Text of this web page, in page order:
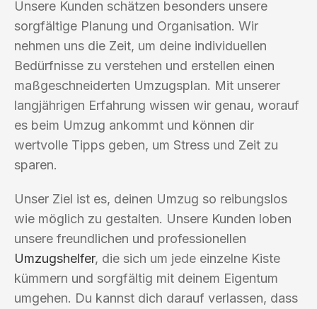
Unsere Kunden schätzen besonders unsere
sorgfältige Planung und Organisation. Wir
nehmen uns die Zeit, um deine individuellen
Bedürfnisse zu verstehen und erstellen einen
maßgeschneiderten Umzugsplan. Mit unserer
langjährigen Erfahrung wissen wir genau, worauf
es beim Umzug ankommt und können dir
wertvolle Tipps geben, um Stress und Zeit zu
sparen.
Unser Ziel ist es, deinen Umzug so reibungslos
wie möglich zu gestalten. Unsere Kunden loben
unsere freundlichen und professionellen
Umzugshelfer, die sich um jede einzelne Kiste
kümmern und sorgfältig mit deinem Eigentum
umgehen. Du kannst dich darauf verlassen, dass